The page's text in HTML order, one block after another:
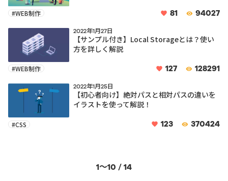
#WEB制作 81 94027
2022年1月27日
【サンプル付き】Local Storageとは？使い
方を詳しく解説
#WEB制作 127 128291
2022年1月25日
【初心者向け】絶対パスと相対パスの違いを
イラストを使って解説！
#CSS 123 370424
1〜10 / 14